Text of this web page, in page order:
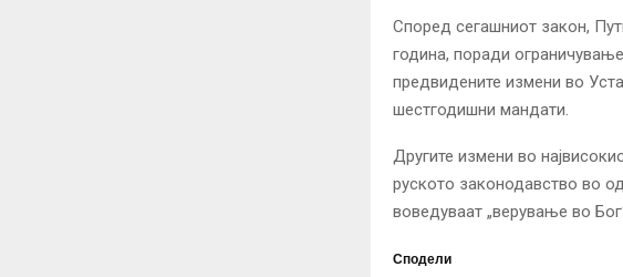
Според сегашниот закон,
година, поради
предвидените измени во
шестгодишни мандати.
Другите измени во
руското законодавство во
воведуваат „верување во
Сподели